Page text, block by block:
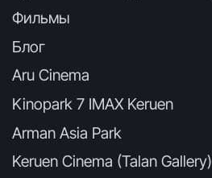
Фильмы
Блог
Aru Cinema
Kinopark 7 IMAX Keruen
Arman Asia Park
Keruen Cinema (Talan Gallery)